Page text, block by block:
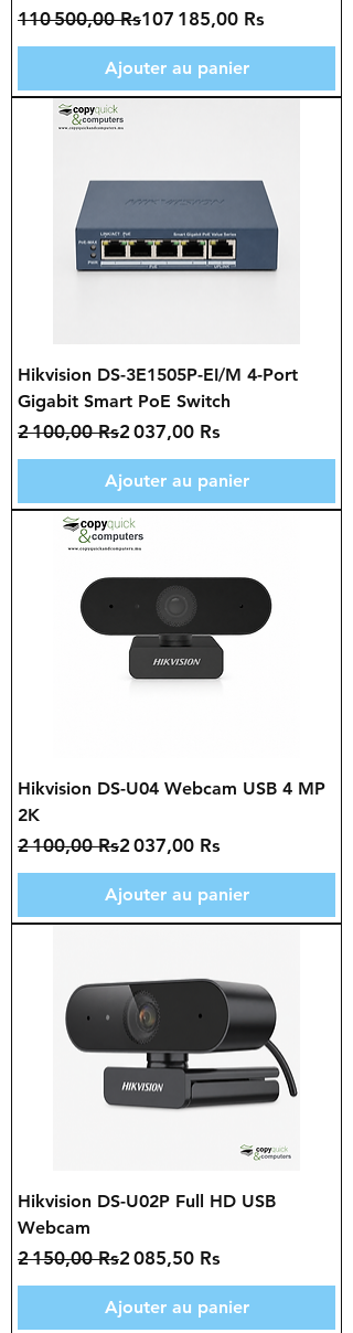
Prix original
110 500,00 Rs
Prix promotionnel107 185,00 Rs
Ajouter au panier
Hikvision DS-3E1505P-EI/M 4-Port
Gigabit Smart PoE Switch
Prix original
2 100,00 Rs
Prix promotionnel
2 037,00 Rs
Ajouter au panier
Hikvision DS-U04 Webcam USB 4 MP
2K
Prix original
2 100,00 Rs
Prix promotionnel
2 037,00 Rs
Ajouter au panier
Hikvision DS-U02P Full HD USB
Webcam
Prix original
2 150,00 Rs
Prix promotionnel
2 085,50 Rs
Ajouter au panier